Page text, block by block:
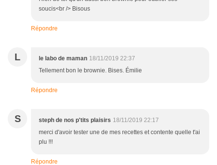
soucis<br /> Bisous
Répondre
L le labo de maman 18/11/2019 22:37
Tellement bon le brownie. Bises. Émilie
Répondre
S steph de nos p'tits plaisirs 18/11/2019 22:17
merci d'avoir tester une de mes recettes et contente quelle t'ai
plu !!!
Répondre